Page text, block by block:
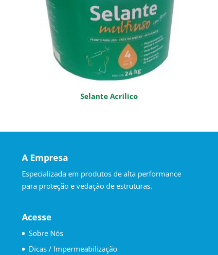
Selante Acrílico
A Empresa
Especializada em produtos de alta performance
para proteção e vedação de estruturas.
Acesse
Sobre Nós
Dicas / Impermeabilização